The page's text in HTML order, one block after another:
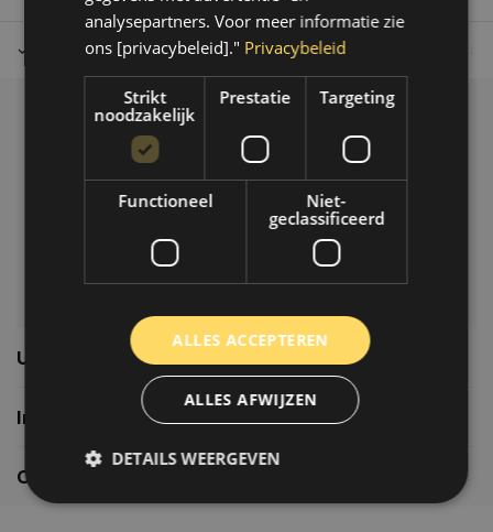
Tot 30 dagen retour sturen. Op werkdagen voor 14.00 uur
Klantenservice
Veelgestelde vragen
Usefull links
Informatie
Contactgegevens
analysepartners. Voor meer informatie zie
ons [privacybeleid]." Privacybeleid
Strikt
noodzakelijk
Prestatie Targeting
Functioneel
Niet-
geclassificeerd
ALLES ACCEPTEREN
ALLES AFWIJZEN
DETAILS WEERGEVEN